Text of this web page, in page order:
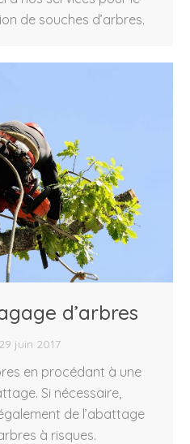
de souches d’arbres.
d’arbres
29 juin 2017
en procédant à une
Si nécessaire,
de l’abattage
à risques.